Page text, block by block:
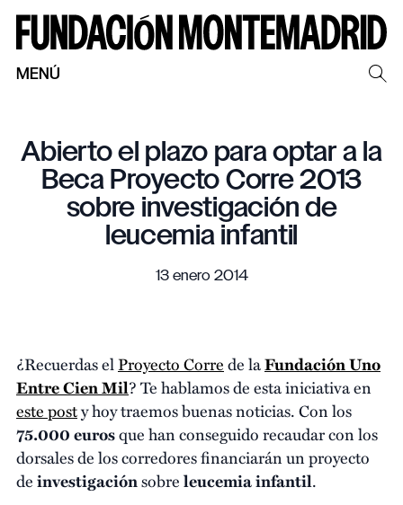
MENÚ
Abierto el plazo para optar a la
Beca Proyecto Corre 2013
sobre investigación de
leucemia infantil
13 enero 2014
¿Recuerdas elProyecto Correde laFundación Uno
Entre Cien Mil? Te hablamos de esta iniciativa en
este posty hoy traemos buenas noticias. Con los
75.000 eurosque han conseguido recaudar con los
dorsales de los corredores financiarán un proyecto
deinvestigaciónsobreleucemia infantil.